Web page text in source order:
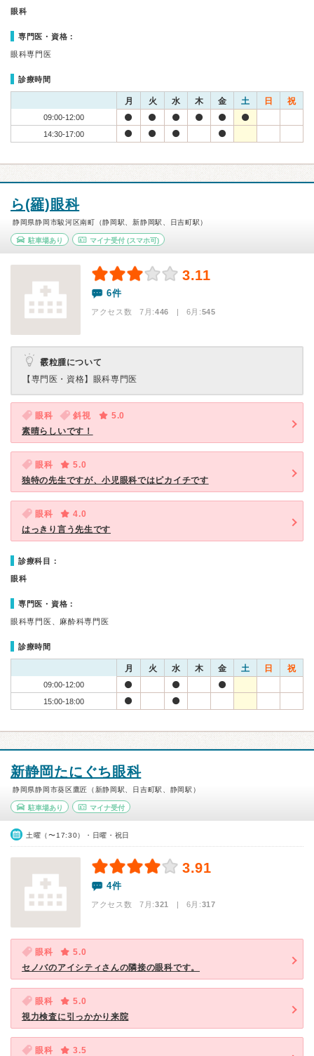
眼科
専門医・資格：
眼科専門医
診療時間
月 火 水 木 金 土 日 祝
09:00-12:00
14:30-17:00
ら(羅)眼科
静岡県静岡市駿河区南町（静岡駅、新静岡駅、日吉町駅）
駐車場あり マイナ受付(スマホ可)
3.11
6件
アクセス数 7月:446 | 6月:545
霰粒腫について
【専門医・資格】 眼科専門医
眼科 斜視
5.0
素晴らしいです！
眼科
5.0
独特の先生ですが、小児眼科ではピカイチです
眼科
4.0
はっきり言う先生です
診療科目：
眼科
専門医・資格：
眼科専門医、麻酔科専門医
診療時間
月 火 水 木 金 土 日 祝
09:00-12:00
15:00-18:00
新静岡たにぐち眼科
静岡県静岡市葵区鷹匠（新静岡駅、日吉町駅、静岡駅）
駐車場あり マイナ受付
土曜（〜17:30）・日曜・祝日
3.91
4件
アクセス数 7月:321 | 6月:317
眼科
5.0
セノバのアイシティさんの隣接の眼科です。
眼科
5.0
視力検査に引っかかり来院
眼科
3.5